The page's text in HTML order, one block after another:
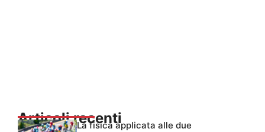
Articoli recentiLa fisica applicata alle due